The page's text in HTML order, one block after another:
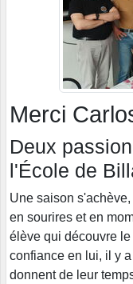
Merci
Deux
l'École de
Une saison
en sourires et en
élève qui découvre
confiance en lui, il y
donnent de leur